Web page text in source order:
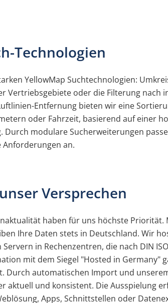
Technologien
YellowMap Suchtechnologien:
Vertriebsgebiete oder die Filterung nach
Entfernung bieten wir eine
oder Fahrzeit, basierend auf einer
Durch modulare Sucherweiterungen
Anforderungen an.
Versprechen
haben für uns höchste Priorität.
Ihre Daten stets in Deutschland. Wir
in Rechenzentren, die nach DIN
mit dem Siegel "Hosted in Germany"
Durch automatischen Import und
aktuell und konsistent. Die Ausspielung
Apps, Schnittstellen oder